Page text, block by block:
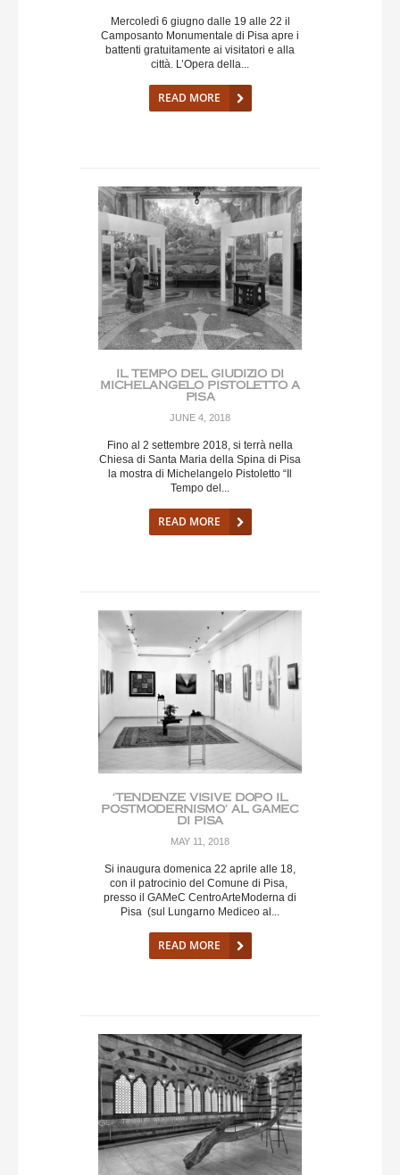
Mercoledì 6 giugno dalle 19 alle 22 il
Camposanto Monumentale di Pisa apre i
battenti gratuitamente ai visitatori e alla
città. L’Opera della...
READ MORE
IL TEMPO DEL GIUDIZIO DI
MICHELANGELO PISTOLETTO A
PISA
JUNE 4, 2018
Fino al 2 settembre 2018, si terrà nella
Chiesa di Santa Maria della Spina di Pisa
la mostra di Michelangelo Pistoletto “Il
Tempo del...
READ MORE
‘TENDENZE VISIVE DOPO IL
POSTMODERNISMO’ AL GAMEC
DI PISA
MAY 11, 2018
Si inaugura domenica 22 aprile alle 18,
con il patrocinio del Comune di Pisa,
presso il GAMeC CentroArteModerna di
Pisa (sul Lungarno Mediceo al...
READ MORE